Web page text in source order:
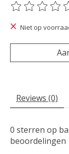
De
Niet op
Reviews (0)
0 sterren op
beoordelingen